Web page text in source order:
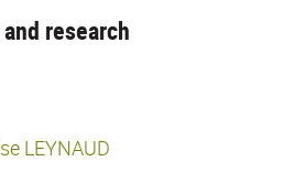
research
LEYNAUD